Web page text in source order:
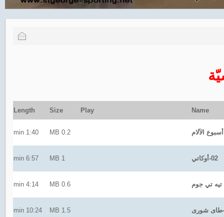
Name
Play
Size
Length
0.2 MB
1:40 min
02-أوكاتي 1 MB
6:57 min
0.6 MB
4:14 min
1.5 MB
10:24 min